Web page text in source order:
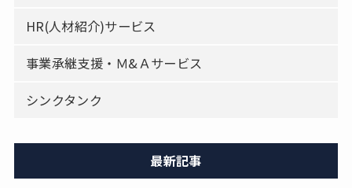
HR(人材紹介)サービス
事業承継支援・Ｍ&Ａサービス
シンクタンク
最新記事